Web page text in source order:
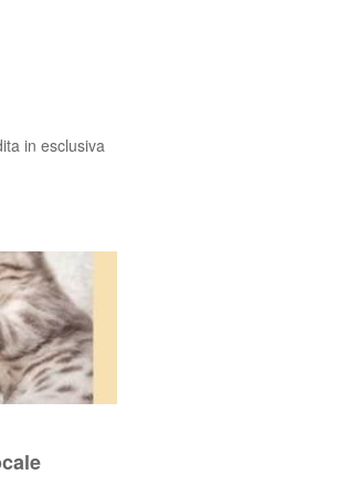
in esclusiva